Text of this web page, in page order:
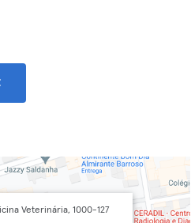
Veterinária, 1000-127